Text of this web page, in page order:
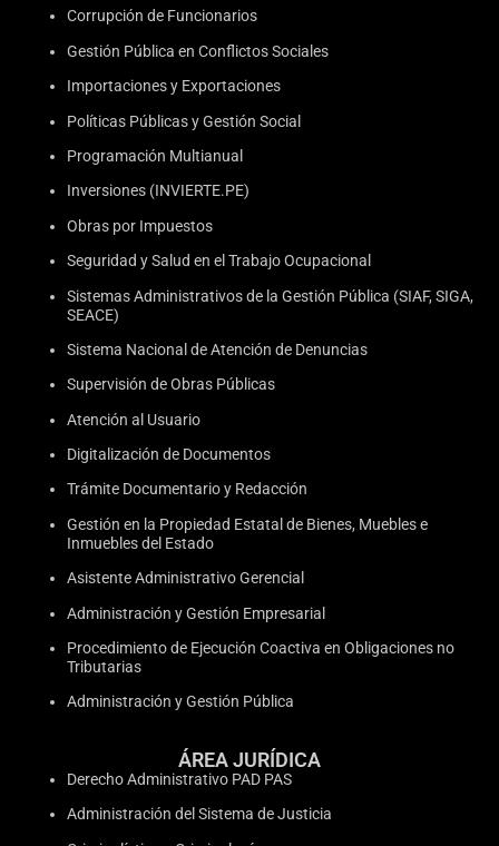
Corrupción de Funcionarios
Gestión Pública en Conflictos Sociales
Importaciones y Exportaciones
Políticas Públicas y Gestión Social
Programación Multianual
Inversiones (INVIERTE.PE)
Obras por Impuestos
Seguridad y Salud en el Trabajo Ocupacional
Sistemas Administrativos de la Gestión Pública (SIAF, SIGA,
SEACE)
Sistema Nacional de Atención de Denuncias
Supervisión de Obras Públicas
Atención al Usuario
Digitalización de Documentos
Trámite Documentario y Redacción
Gestión en la Propiedad Estatal de Bienes, Muebles e
Inmuebles del Estado
Asistente Administrativo Gerencial
Administración y Gestión Empresarial
Procedimiento de Ejecución Coactiva en Obligaciones no
Tributarias
Administración y Gestión Pública
ÁREA JURÍDICA
Derecho Administrativo PAD PAS
Administración del Sistema de Justicia